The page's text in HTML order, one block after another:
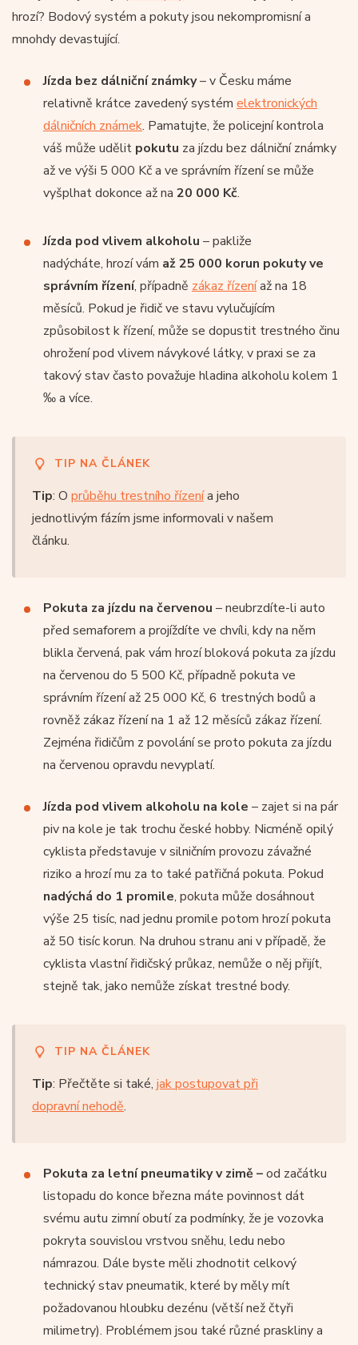
hrozí? Bodový systém a pokuty jsou nekompromisní a
mnohdy devastující.
Jízda bez dálniční známky– v Česku máme
relativně krátce zavedený systém elektronických
dálničních známek. Pamatujte, že policejní kontrola
váš může udělit pokutu za jízdu bez dálniční známky
až ve výši 5 000 Kč a ve správním řízení se může
vyšplhat dokonce až na 20 000 Kč.
Jízda pod vlivem alkoholu – pakliže
nadýcháte, hrozí vám až 25 000 korun pokuty ve
správním řízení, případně zákaz řízeníaž na 18
měsíců. Pokud je řidič ve stavu vylučujícím
způsobilost k řízení, může se dopustit trestného činu
ohrožení pod vlivem návykové látky, v praxi se za
takový stav často považuje hladina alkoholu kolem 1
‰ a více.
TIP NA ČLÁNEK
Tip: O průběhu trestního řízenía jeho
jednotlivým fázím jsme informovali v našem
článku.
Pokuta za jízdu na červenou – neubrzdíte-li auto
před semaforem a projíždíte ve chvíli, kdy na něm
blikla červená, pak vám hrozí bloková pokuta za jízdu
na červenou do 5 500 Kč, případně pokuta ve
správním řízení až 25 000 Kč, 6 trestných bodů a
rovněž zákaz řízení na 1 až 12 měsíců zákaz řízení.
Zejména řidičům z povolání se proto pokuta za jízdu
na červenou opravdu nevyplatí.
Jízda pod vlivem alkoholu na kole – zajet si na pár
piv na kole je tak trochu české hobby. Nicméně opilý
cyklista představuje v silničním provozu závažné
riziko a hrozí mu za to také patřičná pokuta. Pokud
nadýchá do 1 promile, pokuta může dosáhnout
výše 25 tisíc, nad jednu promile potom hrozí pokuta
až 50 tisíc korun. Na druhou stranu ani v případě, že
cyklista vlastní řidičský průkaz, nemůže o něj přijít,
stejně tak, jako nemůže získat trestné body.
TIP NA ČLÁNEK
Tip: Přečtěte si také, jak postupovat při
dopravní nehodě.
Pokuta za letní pneumatiky v zimě –od začátku
listopadu do konce března máte povinnost dát
svému autu zimní obutí za podmínky, že je vozovka
pokryta souvislou vrstvou sněhu, ledu nebo
námrazou. Dále byste měli zhodnotit celkový
technický stav pneumatik, které by měly mít
požadovanou hloubku dezénu (větší než čtyři
milimetry). Problémem jsou také různé praskliny a